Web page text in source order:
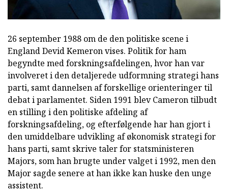
26 september 1988 om de den politiske scene i
England Devid Kemeron vises. Politik for ham
begyndte med forskningsafdelingen, hvor han var
involveret i den detaljerede udformning strategi hans
parti, samt dannelsen af forskellige orienteringer til
debat i parlamentet. Siden 1991 blev Cameron tilbudt
en stilling i den politiske afdeling af
forskningsafdeling, og efterfølgende har han gjort i
den umiddelbare udvikling af økonomisk strategi for
hans parti, samt skrive taler for statsministeren
Majors, som han brugte under valget i 1992, men den
Major sagde senere at han ikke kan huske den unge
assistent.